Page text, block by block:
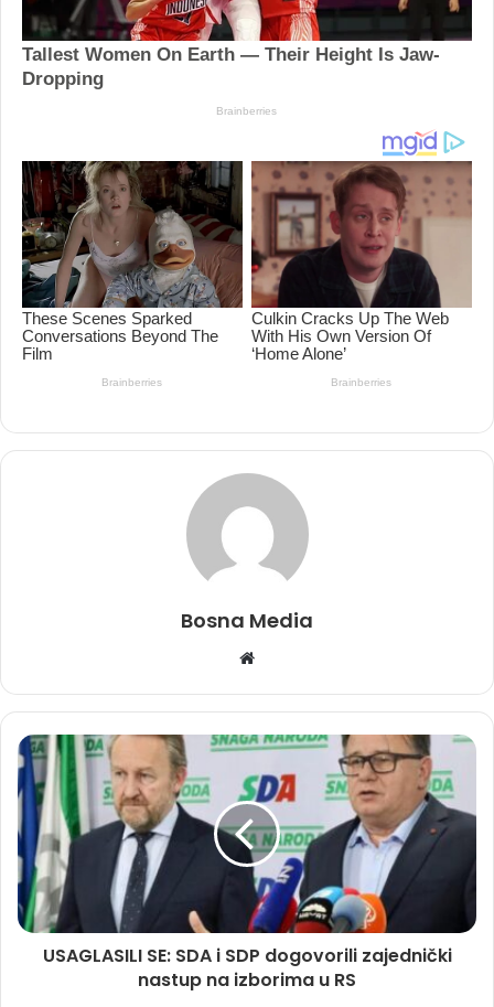
Bosna Media
Website
USAGLASILI SE: SDA i SDP dogovorili zajednički
nastup na izborima u RS